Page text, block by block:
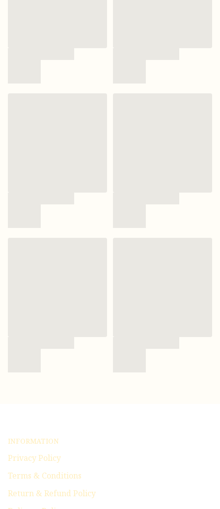
INFORMATION
Privacy Policy
Terms & Conditions
Return & Refund Policy